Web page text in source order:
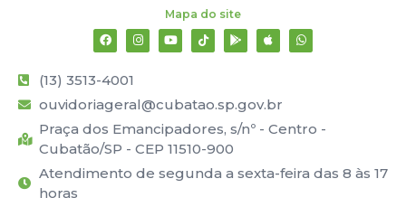
Mapa do site
(13) 3513-4001
ouvidoriageral@cubatao.sp.gov.br
Praça dos Emancipadores, s/nº - Centro -
Cubatão/SP - CEP 11510-900
Atendimento de segunda a sexta-feira das 8 às 17
horas